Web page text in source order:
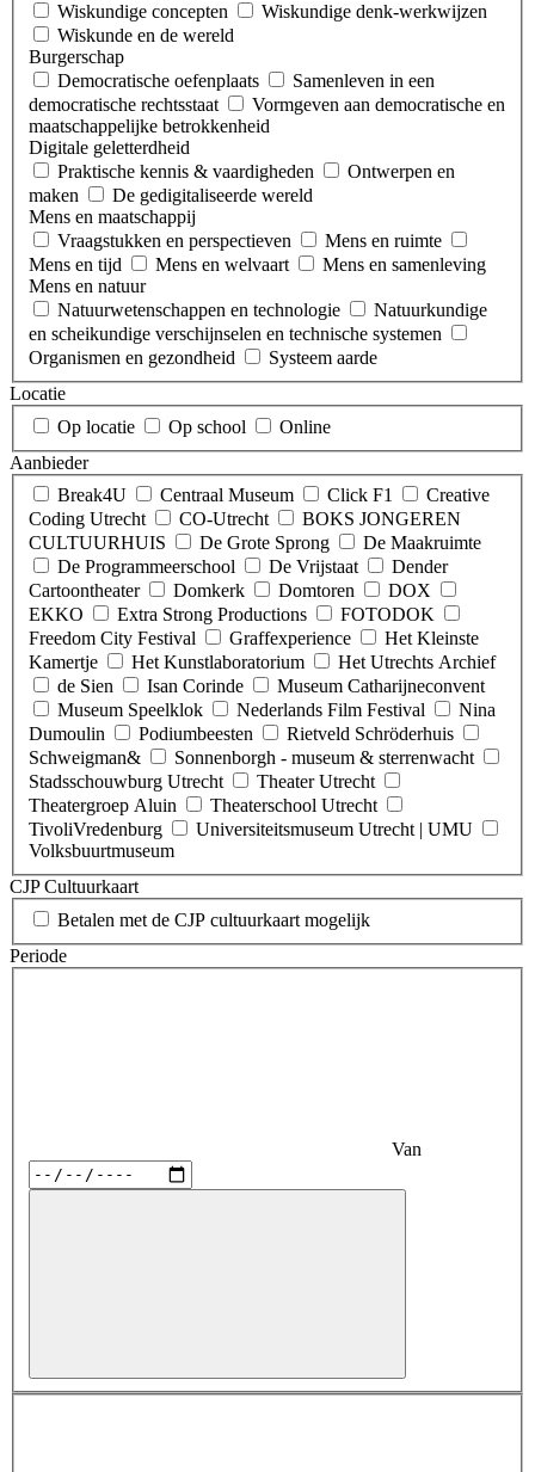
Wiskundige concepten
Wiskundige denk-werkwijzen
Wiskunde en de wereld
Burgerschap
Democratische oefenplaats
Samenleven in een
democratische rechtsstaat
Vormgeven aan democratische en
maatschappelijke betrokkenheid
Digitale geletterdheid
Praktische kennis & vaardigheden
Ontwerpen en
maken
De gedigitaliseerde wereld
Mens en maatschappij
Vraagstukken en perspectieven
Mens en ruimte
Mens en tijd
Mens en welvaart
Mens en samenleving
Mens en natuur
Natuurwetenschappen en technologie
Natuurkundige
en scheikundige verschijnselen en technische systemen
Organismen en gezondheid
Systeem aarde
Locatie
Op locatie
Op school
Online
Aanbieder
Break4U
Centraal Museum Click F1
Creative
Coding Utrecht
CO-Utrecht
BOKS JONGEREN
CULTUURHUIS
De Grote Sprong
De Maakruimte
De Programmeerschool
De Vrijstaat
Dender
Cartoontheater
Domkerk Domtoren
DOX
EKKO
Extra Strong Productions
FOTODOK
Freedom City Festival
Graffexperience
Het Kleinste
Kamertje
Het Kunstlaboratorium
Het Utrechts Archief
de Sien
Isan Corinde
Museum Catharijneconvent
Museum Speelklok
Nederlands Film Festival
Nina
Dumoulin
Podiumbeesten
Rietveld Schröderhuis
Schweigman&
Sonnenborgh - museum & sterrenwacht
Stadsschouwburg Utrecht
Theater Utrecht
Theatergroep Aluin
Theaterschool Utrecht
TivoliVredenburg
Universiteitsmuseum Utrecht | UMU
Volksbuurtmuseum
CJP Cultuurkaart
Betalen met de CJP cultuurkaart mogelijk
Periode
Van